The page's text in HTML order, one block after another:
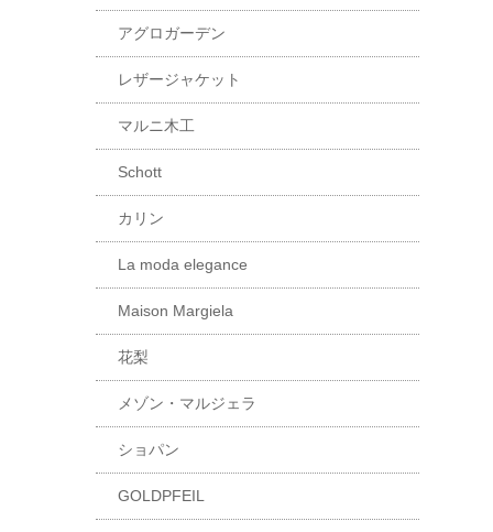
アグロガーデン
レザージャケット
マルニ木工
Schott
カリン
La moda elegance
Maison Margiela
花梨
メゾン・マルジェラ
ショパン
GOLDPFEIL